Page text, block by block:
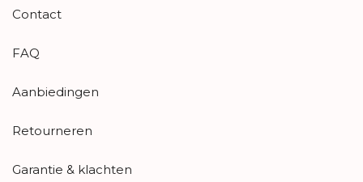
Contact
FAQ
Aanbiedingen
Retourneren
Garantie & klachten